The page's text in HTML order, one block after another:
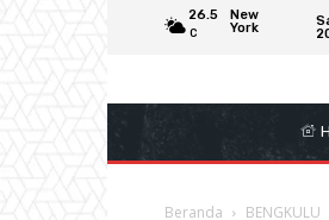
26.5
C
New
York
Beranda BENGKULU